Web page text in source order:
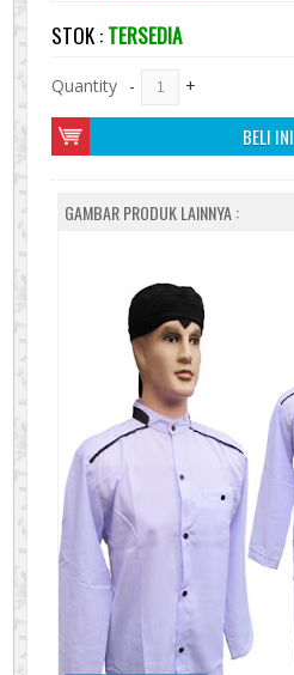
STOK : TERSEDIA
Quantity - +
BELI INI
GAMBAR PRODUK LAINNYA :